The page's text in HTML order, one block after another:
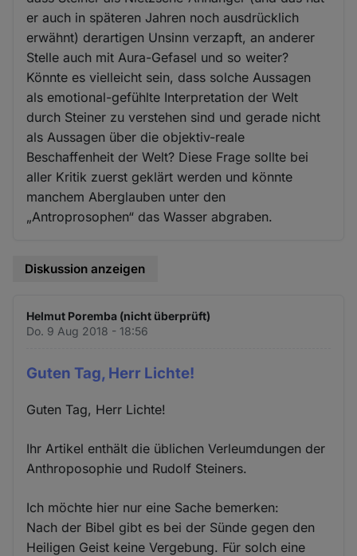
er auch in späteren Jahren noch ausdrücklich
erwähnt) derartigen Unsinn verzapft, an anderer
Stelle auch mit Aura-Gefasel und so weiter?
Könnte es vielleicht sein, dass solche Aussagen
als emotional-gefühlte Interpretation der Welt
durch Steiner zu verstehen sind und gerade nicht
als Aussagen über die objektiv-reale
Beschaffenheit der Welt? Diese Frage sollte bei
aller Kritik zuerst geklärt werden und könnte
manchem Aberglauben unter den
„Antroprosophen“ das Wasser abgraben.
Diskussion anzeigen
Helmut Poremba (nicht überprüft)
Do. 9 Aug 2018 - 18:56
Guten Tag, Herr Lichte!
Guten Tag, Herr Lichte!
Ihr Artikel enthält die üblichen Verleumdungen der
Anthroposophie und Rudolf Steiners.
Ich möchte hier nur eine Sache bemerken:
Nach der Bibel gibt es bei der Sünde gegen den
Heiligen Geist keine Vergebung. Für solch eine